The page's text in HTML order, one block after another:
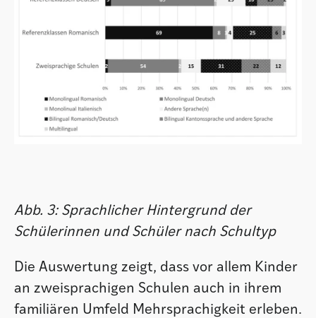
Abb. 3: Sprachlicher Hintergrund der
Schülerinnen und Schüler nach Schultyp
Die Auswertung zeigt, dass vor allem Kinder
an zweisprachigen Schulen auch in ihrem
familiären Umfeld Mehrsprachigkeit erleben.